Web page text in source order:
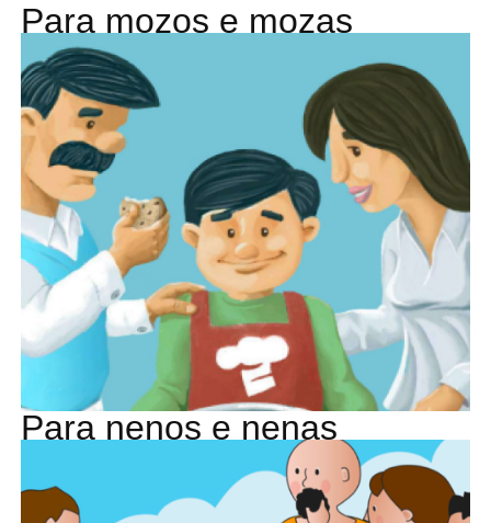
Para mozos e mozas
Para nenos e nenas